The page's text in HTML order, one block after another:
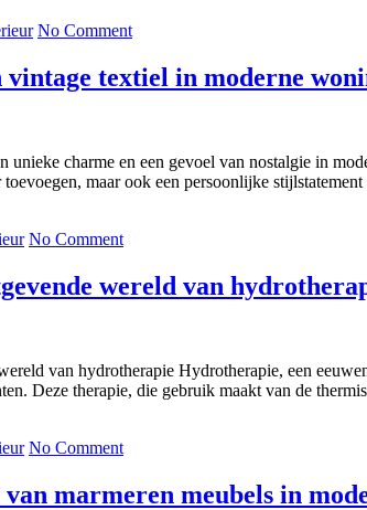
No Comment
vintage textiel in moderne
unieke charme en een gevoel van nostalgie in
toevoegen, maar ook een persoonlijke
No Comment
wereld van
van hydrotherapie Hydrotherapie, een
Deze therapie, die gebruik maakt van de
No Comment
van marmeren meubels in